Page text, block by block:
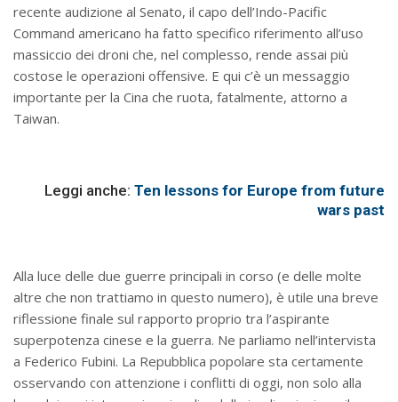
recente audizione al Senato, il capo dell’Indo-Pacific
Command americano ha fatto specifico riferimento all’uso
massiccio dei droni che, nel complesso, rende assai più
costose le operazioni offensive. E qui c’è un messaggio
importante per la Cina che ruota, fatalmente, attorno a
Taiwan.
Leggi anche: Ten lessons for Europe from future
wars past
Alla luce delle due guerre principali in corso (e delle molte
altre che non trattiamo in questo numero), è utile una breve
riflessione finale sul rapporto proprio tra l’aspirante
superpotenza cinese e la guerra. Ne parliamo nell’intervista
a Federico Fubini. La Repubblica popolare sta certamente
osservando con attenzione i conflitti di oggi, non solo alla